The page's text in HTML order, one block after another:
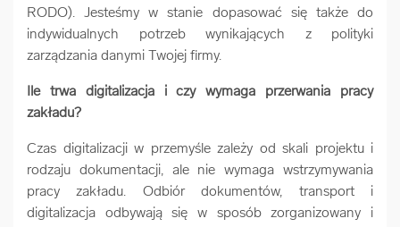
RODO). Jesteśmy w stanie dopasować się także do
indywidualnych potrzeb wynikających z polityki
zarządzania danymi Twojej firmy.
Ile trwa digitalizacja i czy wymaga przerwania pracy
zakładu?
Czas digitalizacji w przemyśle zależy od skali projektu i
rodzaju dokumentacji, ale nie wymaga wstrzymywania
pracy zakładu. Odbiór dokumentów, transport i
digitalizacja odbywają się w sposób zorganizowany i